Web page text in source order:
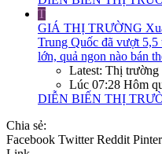
T
GIÁ THỊ TRƯỜNG
Trung Quốc đã vượt
lớn, quả ngon nào bán
Latest: Thị trường
Lúc 07:28 Hôm
DIỄN BIẾN THỊ
Chia sẻ:
Facebook Twitter Reddit